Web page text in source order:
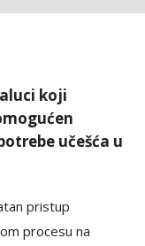
koji
učešća u
pristup
procesu na